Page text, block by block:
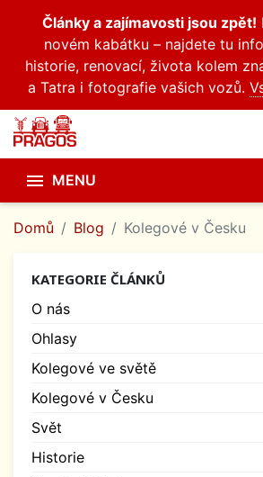
Články a zajímavosti jsou zpět!
novém kabátku – najdete tu
historie, renovací, života kolem
a Tatra i fotografie vašich vozů.
 MENU
Domů Blog Kolegové v Česku
KATEGORIE ČLÁNKŮ
O nás
Ohlasy
Kolegové ve světě
Kolegové v Česku
Svět
Historie